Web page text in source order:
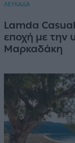
ΛΕΥΚΑΔΑ
Lamda
εποχή με την
Μαρκαδάκη